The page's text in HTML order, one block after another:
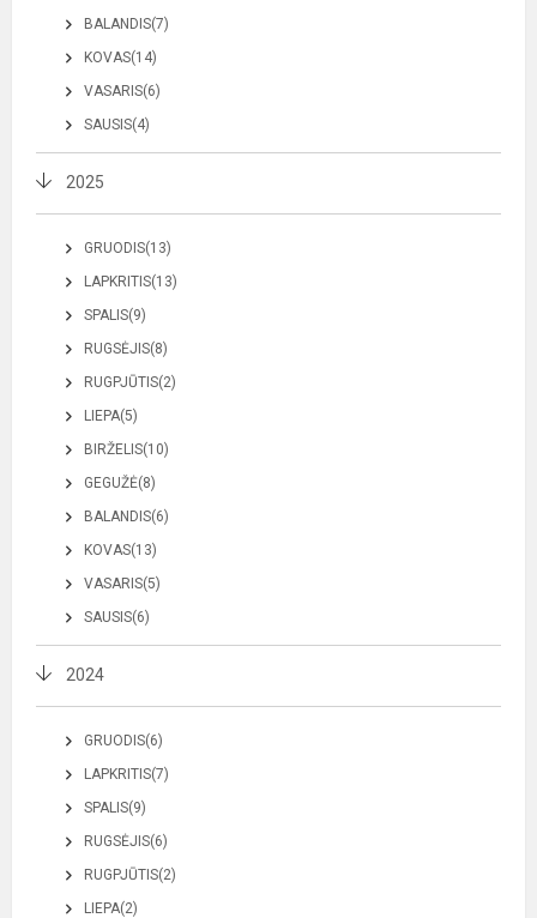
BALANDIS(7)
KOVAS(14)
VASARIS(6)
SAUSIS(4)
2025
GRUODIS(13)
LAPKRITIS(13)
SPALIS(9)
RUGSĖJIS(8)
RUGPJŪTIS(2)
LIEPA(5)
BIRŽELIS(10)
GEGUŽĖ(8)
BALANDIS(6)
KOVAS(13)
VASARIS(5)
SAUSIS(6)
2024
GRUODIS(6)
LAPKRITIS(7)
SPALIS(9)
RUGSĖJIS(6)
RUGPJŪTIS(2)
LIEPA(2)